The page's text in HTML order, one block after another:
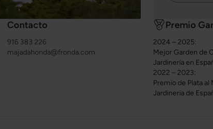
Contacto
916 383 226
majadahonda@fronda.com
Premio
2024 – 2025:
Mejor Garden de
Jardinería en
2022 – 2023:
Premio de Plata
Jardinería de